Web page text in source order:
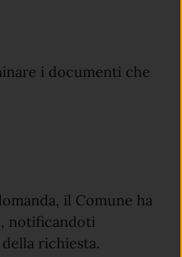
i documenti che
il Comune ha
notificandoti
richiesta.